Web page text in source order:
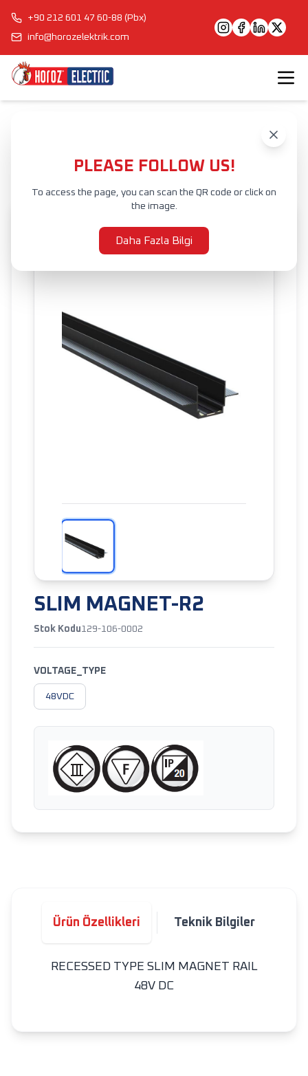
+90 212 601 47 60-88 (Pbx)
info@horozelektrik.com
PLEASE FOLLOW US!
To access the page, you can scan the QR code or click on
the image.
Daha Fazla Bilgi
SLIM MAGNET-R2
SLIM MAGNET-R2
Stok Kodu129-106-0002
VOLTAGE_TYPE
48VDC
Ürün Özellikleri Teknik Bilgiler
RECESSED TYPE SLIM MAGNET RAIL
48V DC